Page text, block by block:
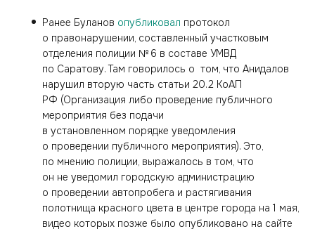
Ранее Буланов опубликовал протокол
о правонарушении, составленный участковым
отделения полиции № 6 в составе УМВД
по Саратову. Там говорилось о том, что Анидалов
нарушил вторую часть статьи 20.2 КоАП
РФ (Организация либо проведение публичного
мероприятия без подачи
в установленном порядке уведомления
о проведении публичного мероприятия). Это,
по мнению полиции, выражалось в том, что
он не уведомил городскую администрацию
о проведении автопробега и растягивания
полотнища красного цвета в центре города на 1 мая,
видео которых позже было опубликовано на сайте